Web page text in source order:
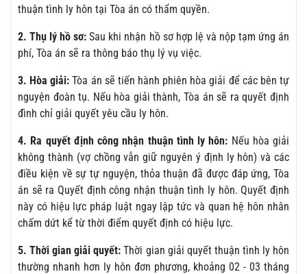
thuận tình ly hôn tại Tòa án có thẩm quyền.
2. Thụ lý hồ sơ: Sau khi nhận hồ sơ hợp lệ và nộp tạm ứng án
phí, Tòa án sẽ ra thông báo thụ lý vụ việc.
3. Hòa giải: Tòa án sẽ tiến hành phiên hòa giải để các bên tự
nguyện đoàn tụ. Nếu hòa giải thành, Tòa án sẽ ra quyết định
đình chỉ giải quyết yêu cầu ly hôn.
4. Ra quyết định công nhận thuận tình ly hôn: Nếu hòa giải
không thành (vợ chồng vẫn giữ nguyên ý định ly hôn) và các
điều kiện về sự tự nguyện, thỏa thuận đã được đáp ứng, Tòa
án sẽ ra Quyết định công nhận thuận tình ly hôn. Quyết định
này có hiệu lực pháp luật ngay lập tức và quan hệ hôn nhân
chấm dứt kể từ thời điểm quyết định có hiệu lực.
5. Thời gian giải quyết: Thời gian giải quyết thuận tình ly hôn
thường nhanh hơn ly hôn đơn phương, khoảng 02 - 03 tháng